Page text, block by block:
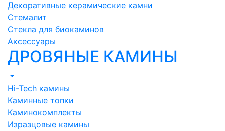
Декоративные керамические камни
Стемалит
Стекла для биокаминов
Аксессуары
ДРОВЯНЫЕ КАМИНЫ
Hi-Tech камины
Каминные топки
Каминокомплекты
Изразцовые камины